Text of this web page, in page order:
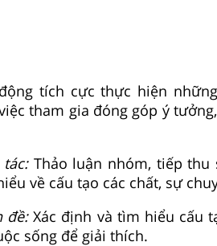
tích cực thực hiện
tham gia đóng góp ý
tác: Thảo luận nhóm, tiếp
về cấu tạo các chất, sự
đề:Xác định và tìm hiểu cấu
sống để giải thích.